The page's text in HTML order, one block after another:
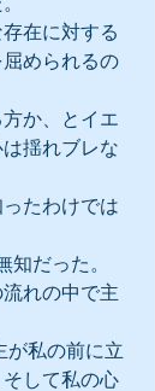
在に対する
められるの
か、とイエ
揺れブレな
たわけでは
知だった。
れの中で主
が私の前に立
して私の心